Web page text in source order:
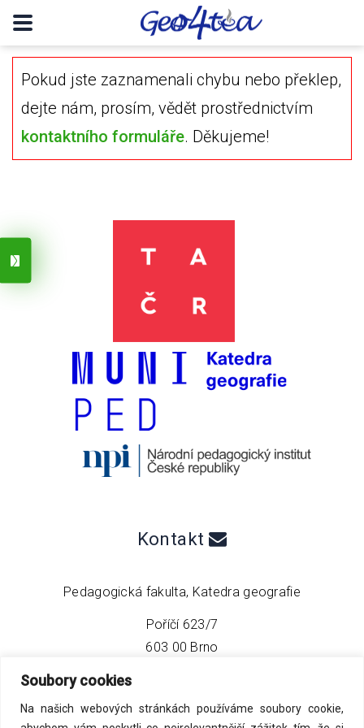
Soubory cookies
Na našich webových stránkách používáme soubory cookie,
Pokud jste zaznamenali chybu nebo překlep,
dejte nám, prosím, vědět prostřednictvím
kontaktního formuláře. Děkujeme!
Kontakt
Pedagogická fakulta, Katedra geografie
Poříčí 623/7
603 00 Brno
telefon:
email:info@geo4tea.com